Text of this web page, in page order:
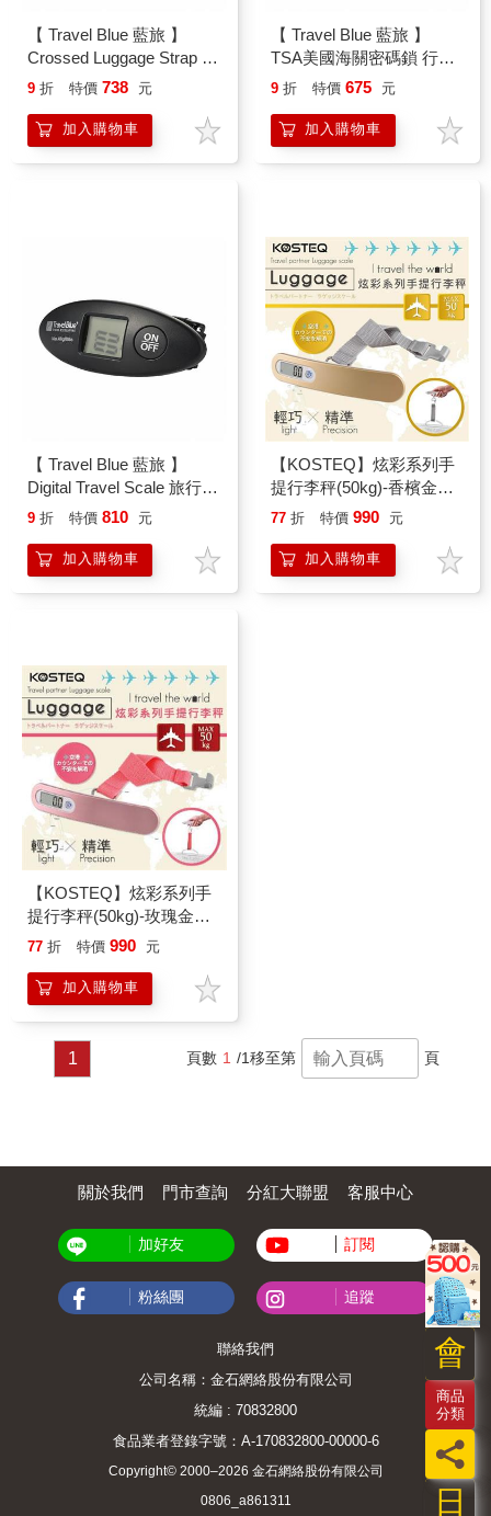
【 Travel Blue 藍旅 】
Crossed Luggage Strap 十
字型行李束帶 綠色 TB042
9 折 特價 738 元
加入購物車
【 Travel Blue 藍旅 】
TSA美國海關密碼鎖 行李
束帶 綠色 TB043－GR
9 折 特價 675 元
加入購物車
【 Travel Blue 藍旅 】
Digital Travel Scale 旅行數
位行李秤 TB583
9 折 特價 810 元
加入購物車
【KOSTEQ】炫彩系列手
提行李秤(50kg)-香檳金
(TLS-651GY)
77 折 特價 990 元
加入購物車
【KOSTEQ】炫彩系列手
提行李秤(50kg)-玫瑰金
(TLS-652PK)
77 折 特價 990 元
加入購物車
1 頁數 1 /1移至第 頁
日
員
商品
分類
會
關於我們 門市查詢 分紅大聯盟 客服中心
加好友 訂閱
粉絲團 追蹤
聯絡我們
公司名稱：金石網絡股份有限公司
統編 : 70832800
食品業者登錄字號：A-170832800-00000-6
Copyright© 2000–2026 金石網絡股份有限公司
0806_a861311